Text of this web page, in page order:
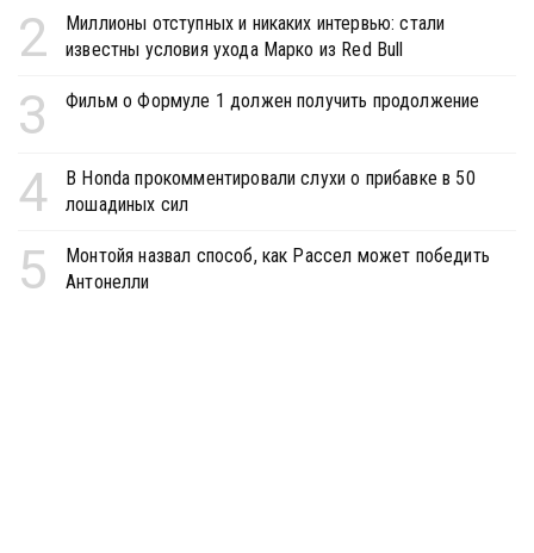
2
Миллионы отступных и никаких интервью: стали
известны условия ухода Марко из Red Bull
3 Фильм о Формуле 1 должен получить продолжение
4
В Honda прокомментировали слухи о прибавке в 50
лошадиных сил
5
Монтойя назвал способ, как Рассел может победить
Антонелли